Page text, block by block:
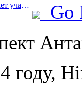
Prev:China Tourism Group принимает участие в Китайской международной импортной выставке уже восемь лет подряд, подписав контракты на сумму более 1 млрд долларов США.
Go
году,